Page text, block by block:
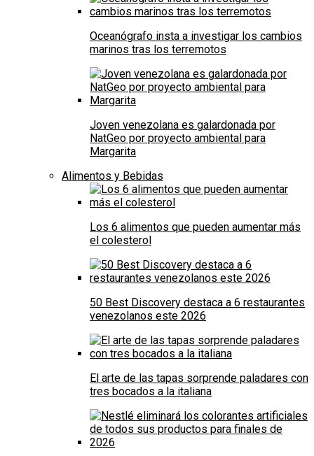
Oceanógrafo insta a investigar los cambios
marinos tras los terremotos
Joven venezolana es galardonada por
NatGeo por proyecto ambiental para
Margarita
Alimentos y Bebidas
Los 6 alimentos que pueden aumentar más
el colesterol
50 Best Discovery destaca a 6 restaurantes
venezolanos este 2026
El arte de las tapas sorprende paladares con
tres bocados a la italiana